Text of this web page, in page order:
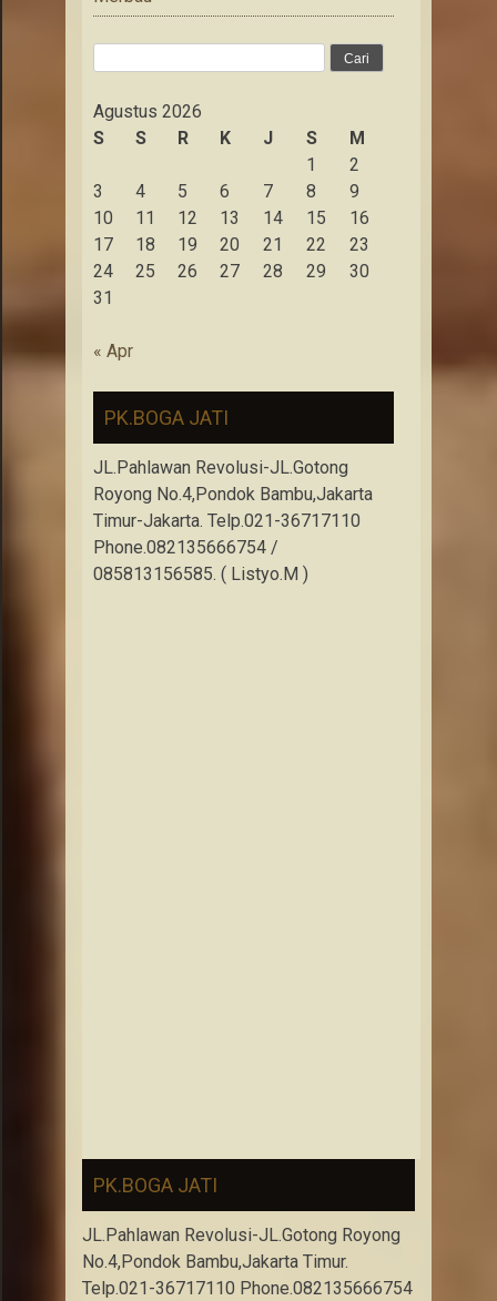
Agustus 2026
S
S R K J S
M
1
2
3
4 5 6 7 8
9
10
11 12 13 14 15
16
17
18 19 20 21 22
23
24
25 26 27 28 29
30
31
« Apr
PK.BOGA JATI
JL.Pahlawan Revolusi-JL.Gotong
Royong No.4,Pondok Bambu,Jakarta
Timur-Jakarta. Telp.021-36717110
Phone.082135666754 /
085813156585. ( Listyo.M )
PK.BOGA JATI
JL.Pahlawan Revolusi-JL.Gotong Royong
No.4,Pondok Bambu,Jakarta Timur.
Telp.021-36717110 Phone.082135666754